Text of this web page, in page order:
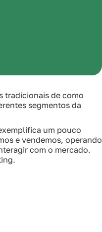
tradicionais de como
segmentos da
um pouco
e vendemos, operando
com o mercado.